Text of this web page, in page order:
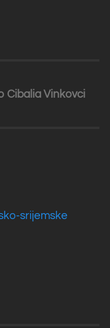
Cibalia Vinkovci
srijemske